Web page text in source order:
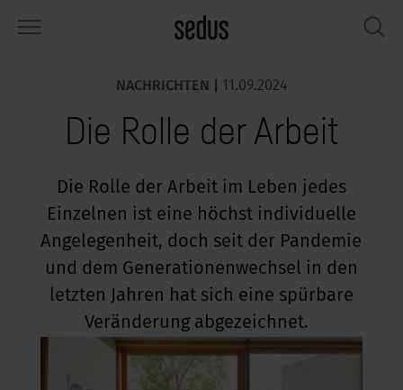
Screens & Akustik
Tools & Accessoires
gesucht?
Möbel konfigurieren
& Software für die Büroplanung
Monitor „Sedus INSIGHTS“
„Sedus Solutions“
bei Sedus
– Zirkuläre Büromöbel
& Fakten
& Events
NACHRICHTEN | 11.09.2024
Die Rolle der Arbeit
Die Rolle der Arbeit im Leben jedes
Einzelnen ist eine höchst individuelle
Angelegenheit, doch seit der Pandemie
und dem Generationenwechsel in den
letzten Jahren hat sich eine spürbare
Veränderung abgezeichnet.